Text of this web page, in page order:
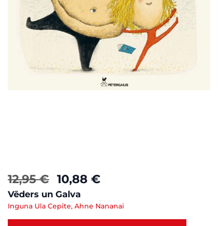
12,95 € 10,88 €
Vēders un Galva
Inguna Ula Cepīte, Ahne Nananai